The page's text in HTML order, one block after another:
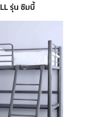
รุ่น ซิมบี้